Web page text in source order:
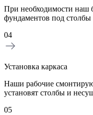
При необходимости наш
фундаментов под столбы
04
Установка каркаса
Наши рабочие
установят столбы и
05